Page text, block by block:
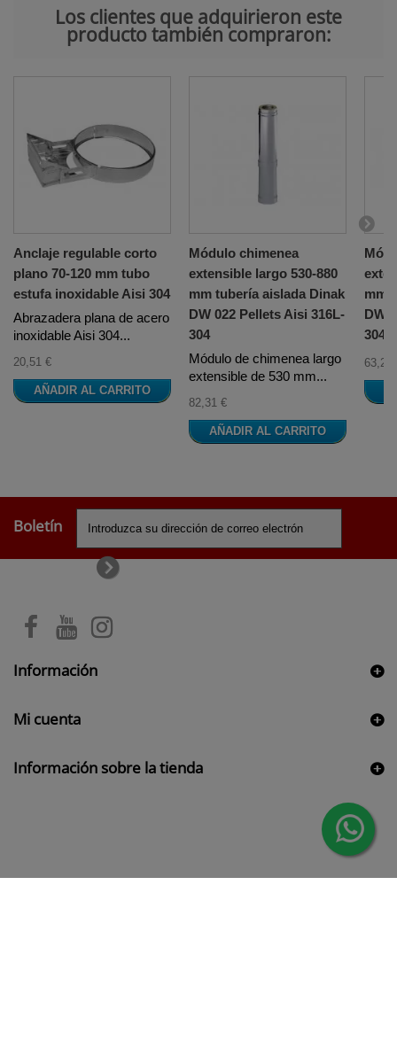
Los clientes que adquirieron este
producto también compraron:
Anclaje regulable corto
plano 70-120 mm tubo
estufa inoxidable Aisi 304
Abrazadera plana de acero
inoxidable Aisi 304...
20,51 €
AÑADIR AL CARRITO
Módulo chimenea
extensible largo 530-880
mm tubería aislada Dinak
DW 022 Pellets Aisi 316L-
304
Módulo de chimenea largo
extensible de 530 mm...
82,31 €
AÑADIR AL CARRITO
mm
DW
304
63,20
Boletín
Información
Mi cuenta
Información sobre la tienda